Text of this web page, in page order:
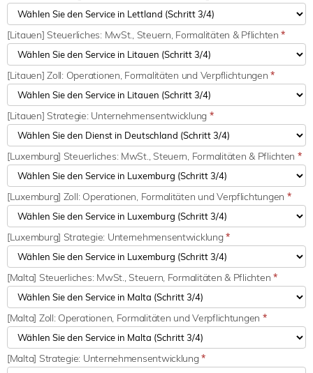
[Litauen] Steuerliches: MwSt., Steuern, Formalitäten & Pflichten*
[Litauen] Zoll: Operationen, Formalitäten und Verpflichtungen*
[Litauen] Strategie: Unternehmensentwicklung *
[Luxemburg] Steuerliches: MwSt., Steuern, Formalitäten & Pflichten *
[Luxemburg] Zoll: Operationen, Formalitäten und Verpflichtungen *
[Luxemburg] Strategie: Unternehmensentwicklung*
[Malta] Steuerliches: MwSt., Steuern, Formalitäten & Pflichten *
[Malta] Zoll: Operationen, Formalitäten und Verpflichtungen *
[Malta] Strategie: Unternehmensentwicklung*